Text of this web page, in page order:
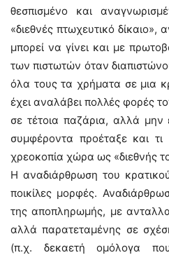
θεσπισμένο και
«διεθνές πτωχευτικό
μπορεί να γίνει και με
των πιστωτών όταν
όλα τους τα χρήματα σε μια
έχει αναλάβει πολλές φορές
σε τέτοια παζάρια, αλλά μην
συμφέροντα προέταξε και
χρεοκοπία χώρα ως «διεθνής
Η αναδιάρθρωση του
ποικίλες μορφές.
της αποπληρωμής, με
αλλά παρατεταμένης σε
(π.χ. δεκαετή ομόλογα